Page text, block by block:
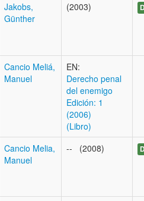
Jakobs,
Günther
(2003)
Cancio Meliá,
Manuel
EN:
Derecho penal
del enemigo
Edición: 1
(2006)
(Libro)
Cancio Melia,
Manuel
-- (2008)